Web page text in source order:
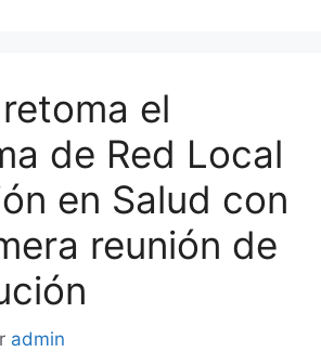
el
de Red Local
en Salud con
reunión de
admin